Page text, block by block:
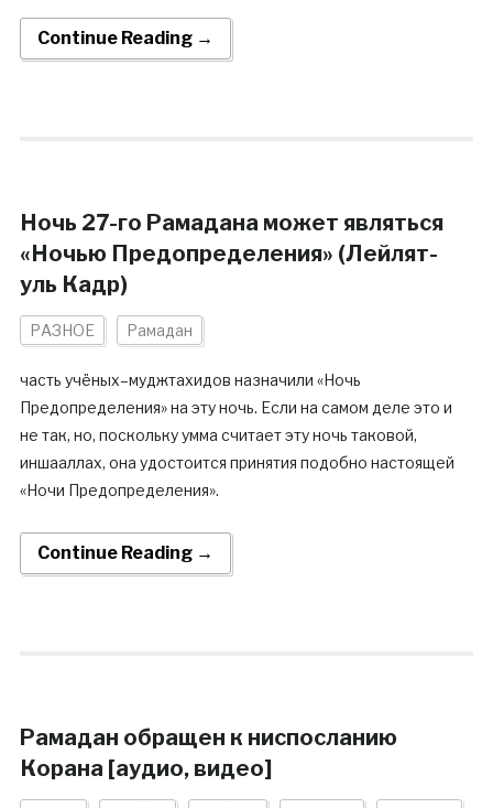
Continue Reading →
Ночь 27-го Рамадана может являться
«Ночью Предопределения» (Лейлят-
уль Кадр)
РАЗНОЕ Рамадан
часть учёных–муджтахидов назначили «Ночь
Предопределения» на эту ночь. Если на самом деле это и
не так, но, поскольку умма считает эту ночь таковой,
иншааллах, она удостоится принятия подобно настоящей
«Ночи Предопределения».
Continue Reading →
Рамадан обращен к ниспосланию
Корана [аудио, видео]